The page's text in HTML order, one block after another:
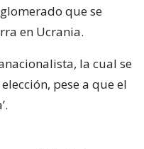
que se
en Ucrania.
la cual se
pese a que el